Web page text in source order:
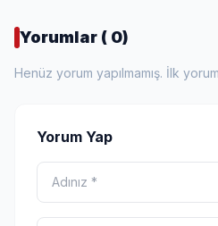
Yorumlar ( 0)
Henüz yorum yapılmamış. İlk
Yorum Yap